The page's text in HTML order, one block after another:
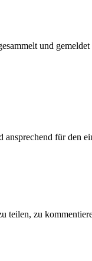
und
für den
teilen, zu